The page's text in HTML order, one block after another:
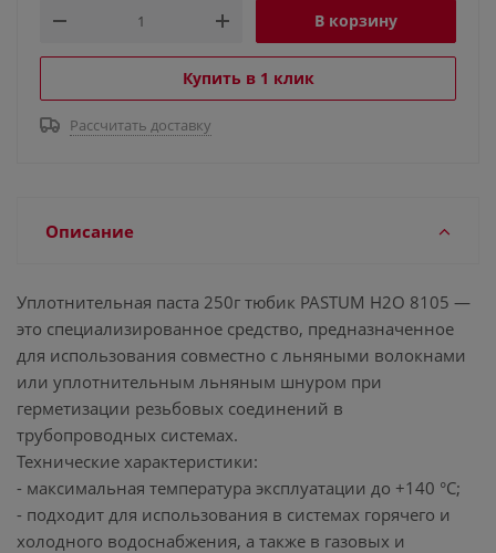
В корзину
Купить в 1 клик
Рассчитать доставку
Описание
Уплотнительная паста 250г тюбик PASTUM H2O 8105 —
это специализированное средство, предназначенное
для использования совместно с льняными волокнами
или уплотнительным льняным шнуром при
герметизации резьбовых соединений в
трубопроводных системах.
Технические характеристики:
- максимальная температура эксплуатации до +140 °С;
- подходит для использования в системах горячего и
холодного водоснабжения, а также в газовых и